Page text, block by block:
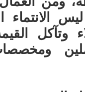
الانتماء